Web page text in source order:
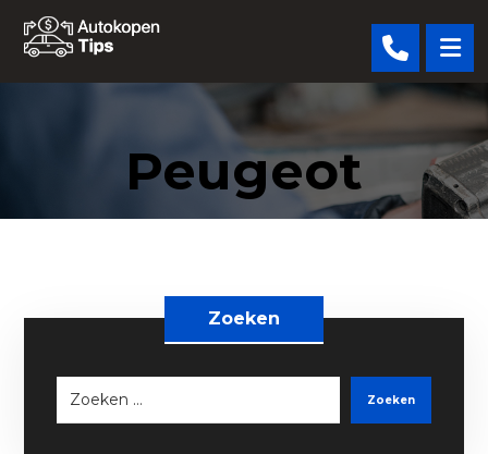
Peugeot
Zoeken
Zoeken